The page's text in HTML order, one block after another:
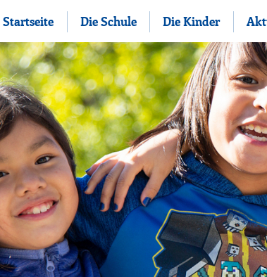
Startseite Die Schule Die Kinder